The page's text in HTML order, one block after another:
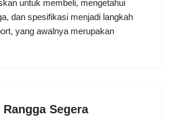
untuk membeli, mengetahui
dan spesifikasi menjadi langkah
yang awalnya merupakan
Segera